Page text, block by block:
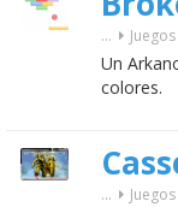
...
Un
colores.
...